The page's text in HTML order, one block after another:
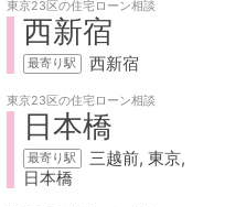
東京23区の住宅ローン相談
西新宿
西新宿
東京23区の住宅ローン相談
日本橋
三越前 東京
日本橋